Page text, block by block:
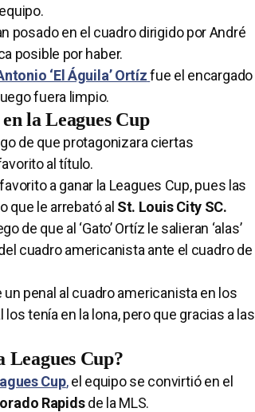
posado en el cuadro dirigido por André
posible por haber.
‘El Águila’ Ortíz fue el encargado
fuera limpio.
la Leagues Cup
de que protagonizara ciertas
al título.
a ganar la Leagues Cup, pues las
que le arrebató al St. Louis City SC.
de que al ‘Gato’ Ortíz le salieran ‘alas’
cuadro americanista ante el cuadro de
un penal al cuadro americanista en los
tenía en la lona, pero que gracias a las
Leagues Cup?
Cup,el equipo se convirtió en el
Rapidsde la MLS.